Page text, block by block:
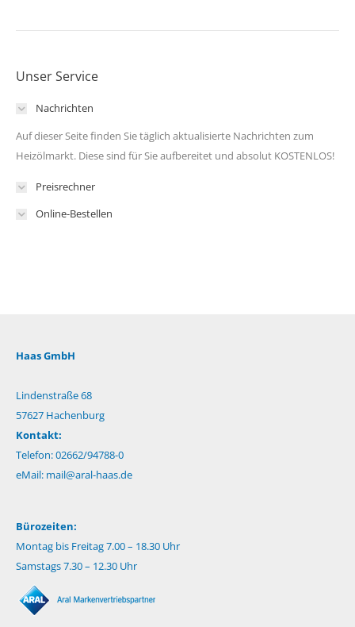
Unser Service
Nachrichten
Auf dieser Seite finden Sie täglich aktualisierte Nachrichten zum
Heizölmarkt. Diese sind für Sie aufbereitet und absolut KOSTENLOS!
Preisrechner
Online-Bestellen
Haas GmbH
Lindenstraße 68
57627 Hachenburg
Kontakt:
Telefon: 02662/94788-0
eMail: mail@aral-haas.de
Bürozeiten:
Montag bis Freitag 7.00 – 18.30 Uhr
Samstags 7.30 – 12.30 Uhr